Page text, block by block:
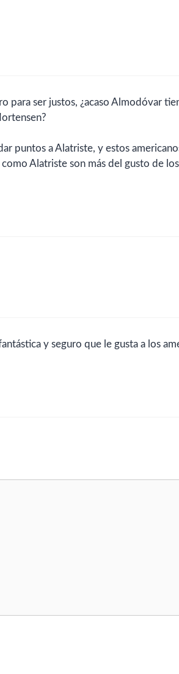
para ser justos, ¿acaso Almodóvar
puntos a Alatriste, y estos
Alatriste son más del gusto de
y seguro que le gusta a los